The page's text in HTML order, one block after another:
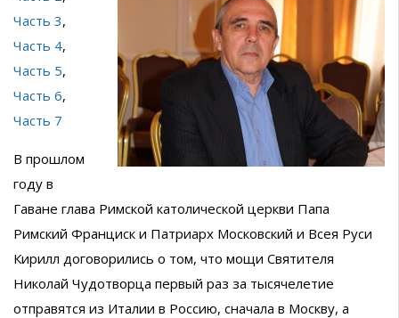
Часть 3,
Часть 4,
Часть 5,
Часть 6,
Часть 7
В прошлом
году в
Гаване глава Римской католической церкви Папа
Римский Франциск и Патриарх Московский и Всея Руси
Кирилл договорились о том, что мощи Святителя
Николай Чудотворца первый раз за тысячелетие
отправятся из Италии в Россию, сначала в Москву, а